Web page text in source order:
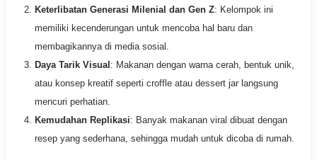
Keterlibatan Generasi Milenial dan Gen Z: Kelompok ini
memiliki kecenderungan untuk mencoba hal baru dan
membagikannya di media sosial.
Daya Tarik Visual : Makanan dengan warna cerah, bentuk unik,
atau konsep kreatif seperti croffle atau dessert jar langsung
mencuri perhatian.
Kemudahan Replikasi: Banyak makanan viral dibuat dengan
resep yang sederhana, sehingga mudah untuk dicoba di rumah.